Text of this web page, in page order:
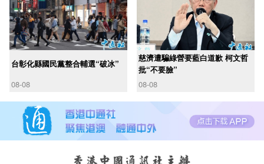
台彰化縣國民黨整合輔選“破冰”
08-08
慈濟遭騙綠營要藍白道歉 柯文哲
批“不要臉”
08-08